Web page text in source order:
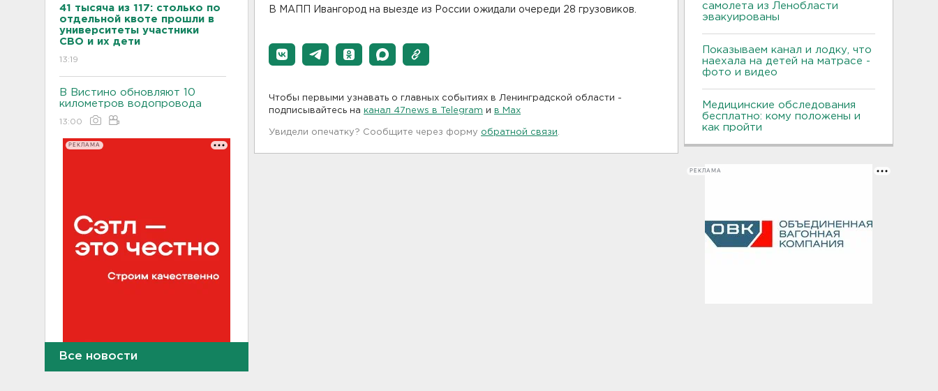
41 тысяча из 117: столько по
отдельной квоте прошли в
университеты участники
СВО и их дети
13:19
В Вистино обновляют 10
километров водопровода
13:00
РЕКЛАМА
Все новости
В МАПП Ивангород на выезде из России ожидали очереди 28 грузовиков.
Чтобы первыми узнавать о главных событиях в Ленинградской области -
подписывайтесь на канал 47news в Telegram и в Maх
Увидели опечатку? Сообщите через форму обратной связи
самолета из Ленобласти
эвакуированы
Показываем канал и лодку, что
наехала на детей на матрасе -
фото и видео
Медицинские обследования
бесплатно: кому положены и
как пройти
РЕКЛАМА